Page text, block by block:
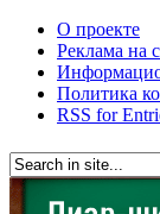
О проекте
Реклама на
Политика
RSS for